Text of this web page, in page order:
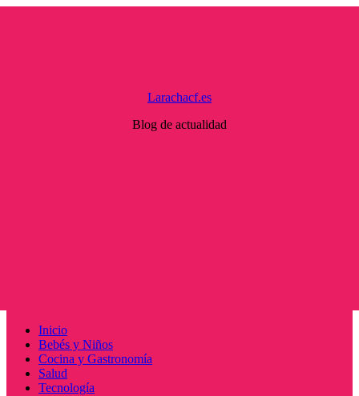
Larachacf.es
Blog de actualidad
Menú
principal
Inicio
Bebés y Niños
Cocina y Gastronomía
Salud
Tecnología